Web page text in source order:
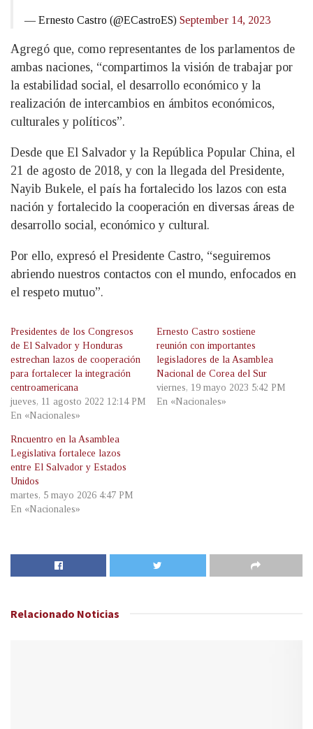
— Ernesto Castro (@ECastroES) September 14, 2023
Agregó que, como representantes de los parlamentos de
ambas naciones, “compartimos la visión de trabajar por
la estabilidad social, el desarrollo económico y la
realización de intercambios en ámbitos económicos,
culturales y políticos”.
Desde que El Salvador y la República Popular China, el
21 de agosto de 2018, y con la llegada del Presidente,
Nayib Bukele, el país ha fortalecido los lazos con esta
nación y fortalecido la cooperación en diversas áreas de
desarrollo social, económico y cultural.
Por ello, expresó el Presidente Castro, “seguiremos
abriendo nuestros contactos con el mundo, enfocados en
el respeto mutuo”.
Presidentes de los Congresos
de El Salvador y Honduras
estrechan lazos de cooperación
para fortalecer la integración
centroamericana
jueves, 11 agosto 2022 12:14 PM
En «Nacionales»
Ernesto Castro sostiene
reunión con importantes
legisladores de la Asamblea
Nacional de Corea del Sur
viernes, 19 mayo 2023 5:42 PM
En «Nacionales»
Rncuentro en la Asamblea
Legislativa fortalece lazos
entre El Salvador y Estados
Unidos
martes, 5 mayo 2026 4:47 PM
En «Nacionales»
Relacionado Noticias